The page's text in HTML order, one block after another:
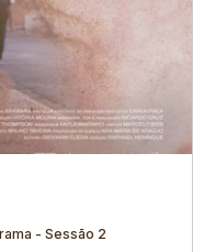
- Sessão 2